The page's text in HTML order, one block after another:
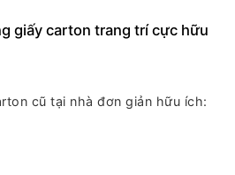
giấy carton trang trí cực hữu
cũ tại nhà đơn giản hữu ích: